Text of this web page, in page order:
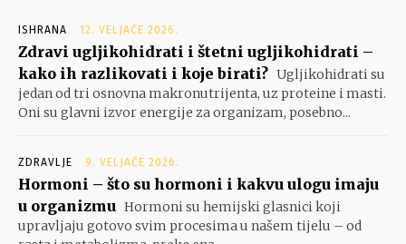
ISHRANA 12. VELJAČE 2026.
Zdravi ugljikohidrati i štetni ugljikohidrati –
kako ih razlikovati i koje birati? Ugljikohidrati su
jedan od tri osnovna makronutrijenta, uz proteine i masti.
Oni su glavni izvor energije za organizam, posebno...
ZDRAVLJE 9. VELJAČE 2026.
Hormoni – što su hormoni i kakvu ulogu imaju
u organizmu Hormoni su hemijski glasnici koji
upravljaju gotovo svim procesima u našem tijelu – od